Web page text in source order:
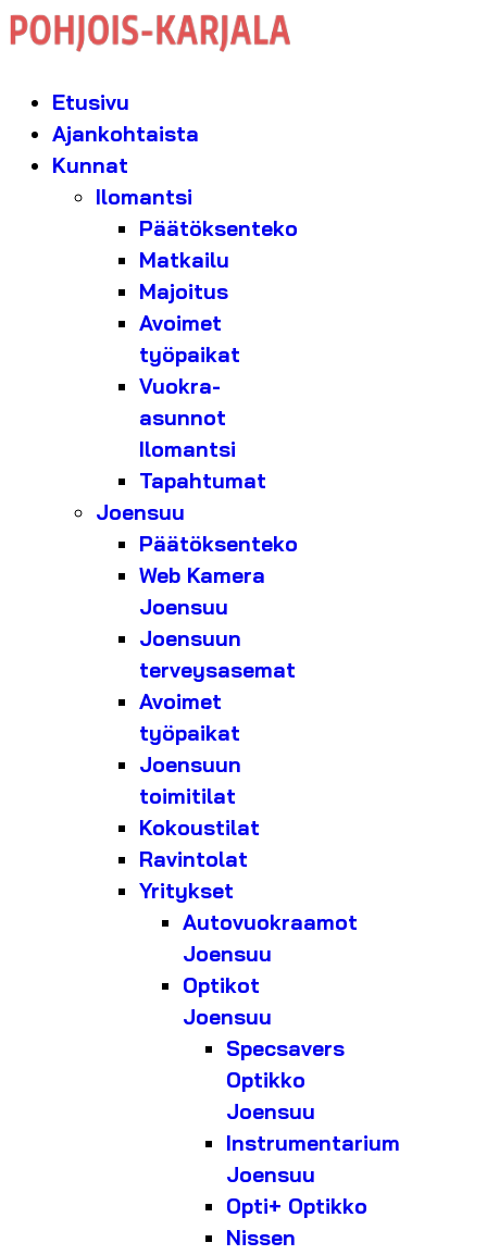
Etusivu
Ajankohtaista
Kunnat
Ilomantsi
Päätöksenteko
Matkailu
Majoitus
Avoimet
työpaikat
Vuokra-
asunnot
Ilomantsi
Tapahtumat
Joensuu
Päätöksenteko
Web Kamera
Joensuu
Joensuun
terveysasemat
Avoimet
työpaikat
Joensuun
toimitilat
Kokoustilat
Ravintolat
Yritykset
Autovuokraamot
Joensuu
Optikot
Joensuu
Specsavers
Optikko
Joensuu
Instrumentarium
Joensuu
Opti+ Optikko
Nissen